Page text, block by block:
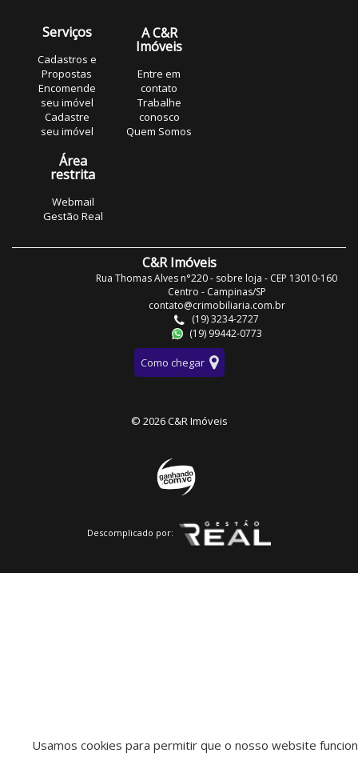
Serviços
Cadastros e
Propostas
Encomende
seu imóvel
Cadastre
seu imóvel
A C&R
Imóveis
Entre em
contato
Trabalhe
conosco
Quem Somos
Área
restrita
Webmail
Gestão Real
C&R Imóveis
Rua Thomas Alves n°220 - sobre loja - CEP 13010-160
Centro - Campinas/SP
contato@crimobiliaria.com.br
(19) 3234-2727
(19) 99442-0773
Como chegar
© 2026 C&R Imóveis
Descomplicado por:
Usamos cookies para permitir que o nosso website